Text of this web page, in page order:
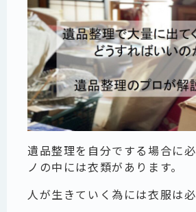
遺品整理を自分でする場合に
ノの中には衣類があります。
人が生きていく為には衣服は必